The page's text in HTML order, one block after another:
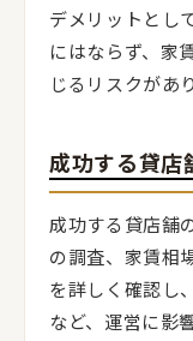
デメリットとし
にはならず、家
じるリスクがあ
成功する貸店
成功する貸店舗
の調査、家賃相
を詳しく確認し
など、運営に影